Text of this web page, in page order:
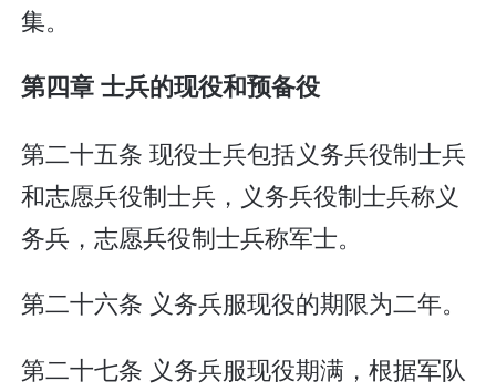
集。
第四章 士兵的现役和预备役
第二十五条 现役士兵包括义务兵役制士兵
和志愿兵役制士兵，义务兵役制士兵称义
务兵，志愿兵役制士兵称军士。
第二十六条 义务兵服现役的期限为二年。
第二十七条 义务兵服现役期满，根据军队